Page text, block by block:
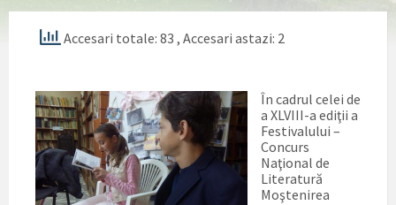
Accesari totale: 83 , Accesari astazi: 2
În cadrul celei de
a XLVIII-a ediţii a
Festivalului –
Concurs
Naţional de
Literatură
Moştenirea